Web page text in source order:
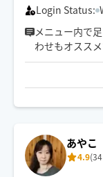
Login Status:
メニュー内で
わせもオスス
ゆったりとし
頭痛/肩こり/腰
ださい。
がございます。
希望日時があ
お子様や🐶🐈
あやこ
4.9